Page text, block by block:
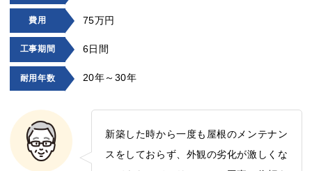
費用 75万円
工事期間 6日間
耐用年数 20年～30年
新築した時から一度も屋根のメンテナン
スをしておらず、外観の劣化が激しくな